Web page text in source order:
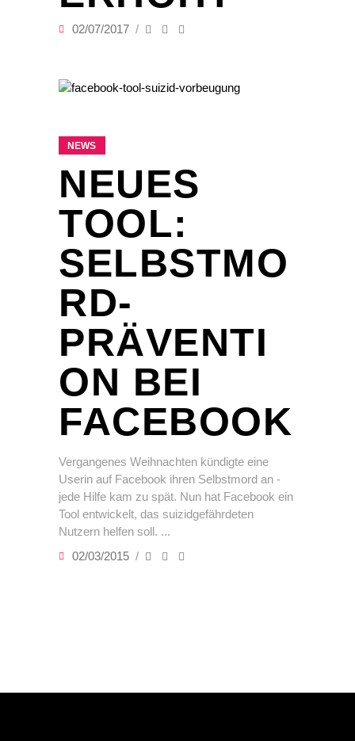
02/07/2017
NEWS
NEUES
TOOL:
SELBSTMO
RD-
PRÄVENTI
ON BEI
FACEBOOK
Vergangenes Weihnachten kündigte eine
Userin auf Facebook ihren Selbstmord an -
jede Hilfe kam zu spät. Nun hat Facebook ein
Tool entwickelt, das suizidgefährdeten
Nutzern helfen soll.
02/03/2015